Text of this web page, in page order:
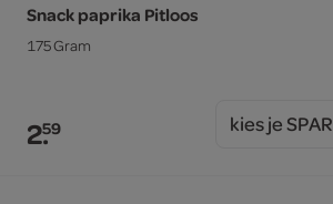
Snack paprika Pitloos
175 Gram
2.59 kies je SPAR